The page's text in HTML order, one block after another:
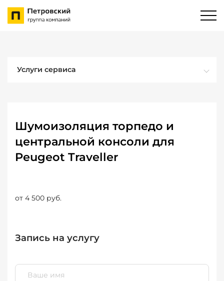
Услуги сервиса
Шумоизоляция торпедо и
центральной консоли для
Peugeot Traveller
от 4 500 руб.
Запись на услугу